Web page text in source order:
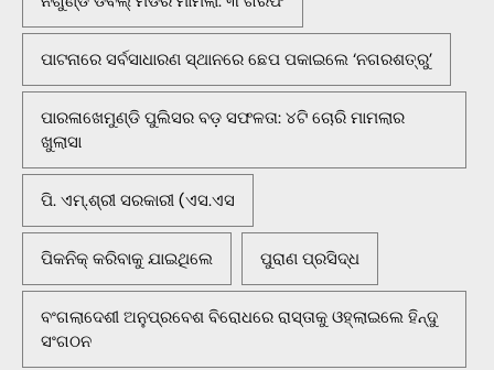
ପାଟନାରେ ସର୍ବସାଧାରଣ ସ୍ଥାନରେ ଛେପ ପକାଇଲେ ‘ନଗରଶତ୍ରୁ’
ପାରଳାଖେମୁଣ୍ଡି ପୁଲିସର ବଡ଼ ସଫଳତା: ୪ଟି ଚୋରି ମାମଲାର
ଖୁଲାସା
ପି. ଏମ୍.ଶ୍ରୀ ସରକାରୀ (ଏସ.ଏସ
ପିକନିକ୍‌ କରିବାକୁ ଯାଇଥିଲେ ପୁରାଣ ପ୍ରସିଦ୍ଧ
ବଂଗଲାଦେଶୀ ଅନୁପ୍ରବେଶ ବିରୋଧରେ ରାସ୍ତାକୁ ଓହ୍ଲାଇଲେ ହିନ୍ଦୁ
ସଂଗଠନ